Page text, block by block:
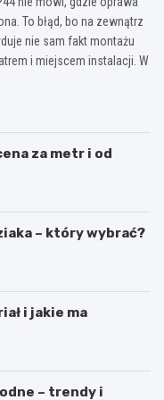
To błąd, bo na zewnątrz
nie sam fakt montażu
i miejscem instalacji. W
za metr i od
– który wybrać?
i jakie ma
– trendy i